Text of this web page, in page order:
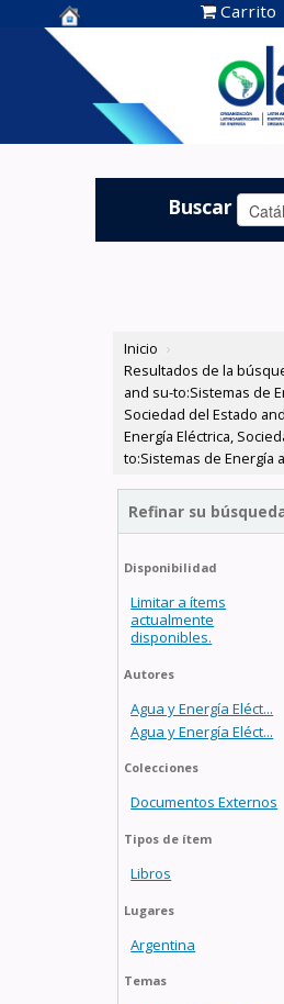
Centro de
Documentación
OLADE -
Carrito
Buscar
Inicio ›
Resultados de la
and su-to:Sistemas de
Sociedad del Estado
Energía Eléctrica,
to:Sistemas de Energía
Refinar su
Disponibilidad
Limitar a ítems
actualmente
disponibles.
Autores
Agua y Energía Eléct...
Agua y Energía Eléct...
Colecciones
Documentos Externos
Tipos de ítem
Libros
Lugares
Argentina
Temas